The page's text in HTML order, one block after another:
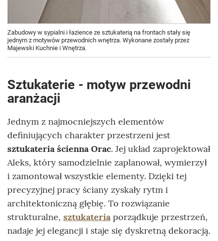
Zabudowy w sypialni i łazience ze sztukaterią na frontach stały się
jednym z motywów przewodnich wnętrza. Wykonane zostały przez
Majewski Kuchnie i Wnętrza.
Sztukaterie - motyw przewodni
aranżacji
Jednym z najmocniejszych elementów
definiujących charakter przestrzeni jest
sztukateria ścienna Orac. Jej układ zaprojektował
Aleks, który samodzielnie zaplanował, wymierzył
i zamontował wszystkie elementy. Dzięki tej
precyzyjnej pracy ściany zyskały rytm i
architektoniczną głębię. To rozwiązanie
strukturalne, sztukateriaporządkuje przestrzeń,
nadaje jej elegancji i staje się dyskretną dekoracją.